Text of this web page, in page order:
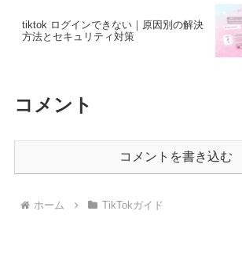
tiktok ログインできない｜原因別の解決
方法とセキュリティ対策
コメント
コメントを書き込む
ホーム TikTokガイド